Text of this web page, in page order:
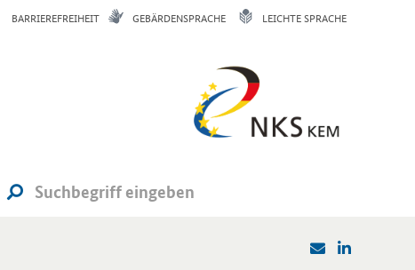
BARRIEREFREIHEIT GEBÄRDENSPRACHE LEICHTE SPRACHE